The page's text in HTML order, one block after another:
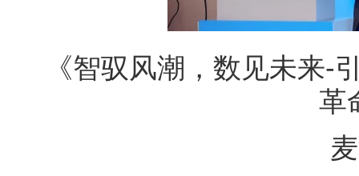
《智驭风潮，数见未来-
革